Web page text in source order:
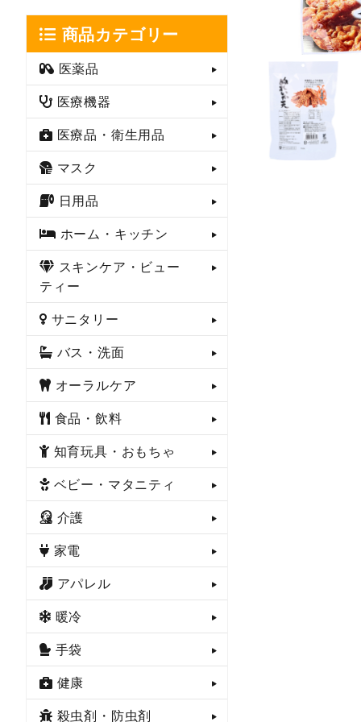
商品カテゴリー
医薬品
医療機器
医療品・衛生用品
マスク
日用品
ホーム・キッチン
スキンケア・ビュー
ティー
サニタリー
バス・洗面
オーラルケア
食品・飲料
知育玩具・おもちゃ
ベビー・マタニティ
介護
家電
アパレル
暖冷
手袋
健康
殺虫剤・防虫剤